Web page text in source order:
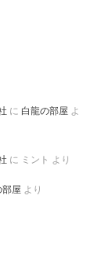
に 白龍の部屋 よ
に ミント より
部屋 より